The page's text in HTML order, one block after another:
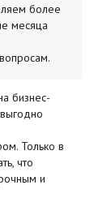
более
месяца
бизнес-
Только в
что
и